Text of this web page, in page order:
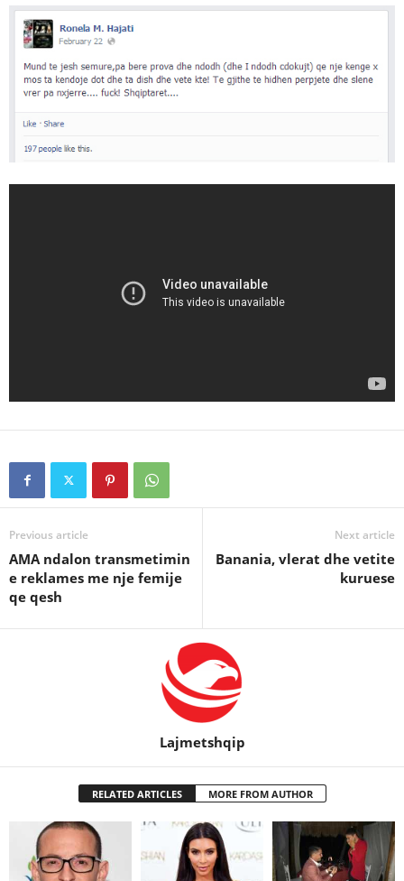
Previous article
AMA ndalon transmetimin
e reklames me nje femije
qe qesh
Next article
Banania, vlerat dhe vetite
kuruese
Lajmetshqip
RELATED ARTICLES MORE FROM AUTHOR